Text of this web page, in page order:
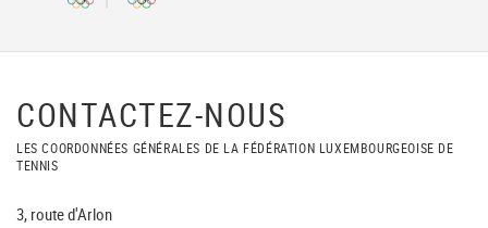
CONTACTEZ-NOUS
LES COORDONNÉES GÉNÉRALES DE LA FÉDÉRATION LUXEMBOURGEOISE DE
TENNIS
3, route d'Arlon